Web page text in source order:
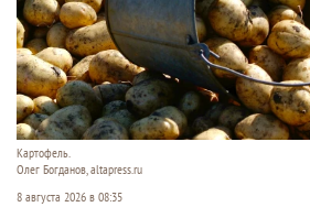
Картофель.
Олег Богданов, altapress.ru
8 августа 2026 в 08:35